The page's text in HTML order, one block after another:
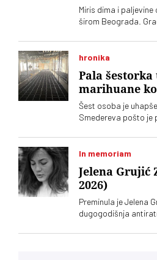
Miris dima i
širom Beograda.
hronika
Pala šestorka
marihuane
Šest osoba je
Smedereva pošto je
In memoriam
Jelena Grujić
2026)
Preminula je Jelena
dugogodišnja